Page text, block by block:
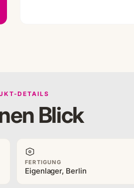
DETAILS
Blick
FERTIGUNG
Eigenlager, Berlin